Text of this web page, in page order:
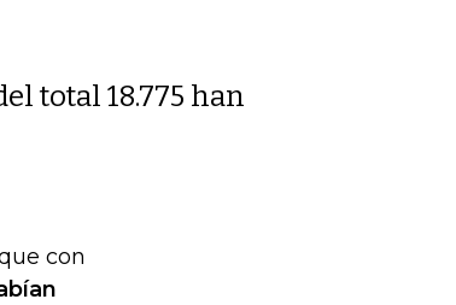
total 18.775 han
con